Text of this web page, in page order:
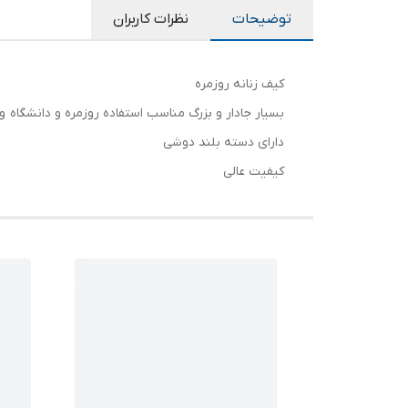
توضیحات نظرات کاربران
کیف زنانه روزمره
بسیار جادار و بزرگ مناسب استفاده روزمره و دانشگاه
دارای دسته بلند دوشی
کیفیت عالی